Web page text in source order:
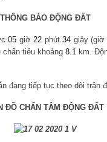
THÔNG BÁO ĐỘNG ĐẤT
05 giờ 22 phút34 giây (giờ
tiêu khoảng8.1 km.
đang tiếp tục theo dõi trận
ĐỒ CHẤN TÂM ĐỘNG ĐẤT